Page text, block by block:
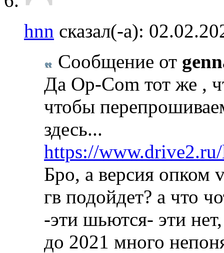
hnn сказал(-а):
Сообщение от
Да Op-Com тот же ,
чтобы
здесь...
https://
Бро, а версия опком
гв подойдет? а что
-эти шьются- эти
до 2021 много